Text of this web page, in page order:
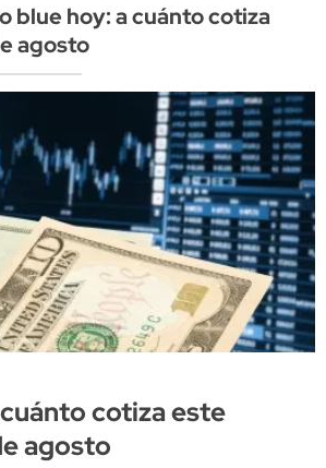
blue hoy: a cuánto cotiza
agosto
cotiza este
agosto